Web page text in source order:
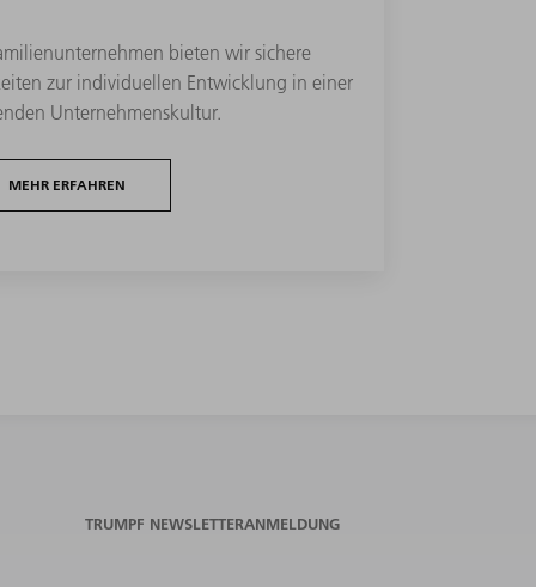
bieten wir sichere
zur individuellen Entwicklung in einer
Unternehmenskultur.
MEHR ERFAHREN
TRUMPF NEWSLETTERANMELDUNG